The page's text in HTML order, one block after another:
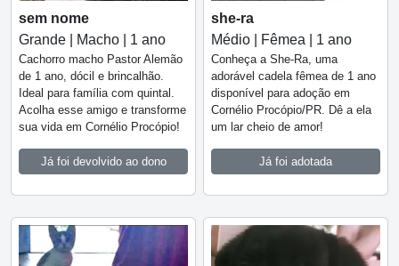
sem nome
Grande | Macho | 1 ano
Cachorro macho Pastor Alemão
de 1 ano, dócil e brincalhão.
Ideal para família com quintal.
Acolha esse amigo e transforme
sua vida em Cornélio Procópio!
Já foi devolvido ao dono
she-ra
Médio | Fêmea | 1 ano
Conheça a She-Ra, uma
adorável cadela fêmea de 1 ano
disponível para adoção em
Cornélio Procópio/PR. Dê a ela
um lar cheio de amor!
Já foi adotada